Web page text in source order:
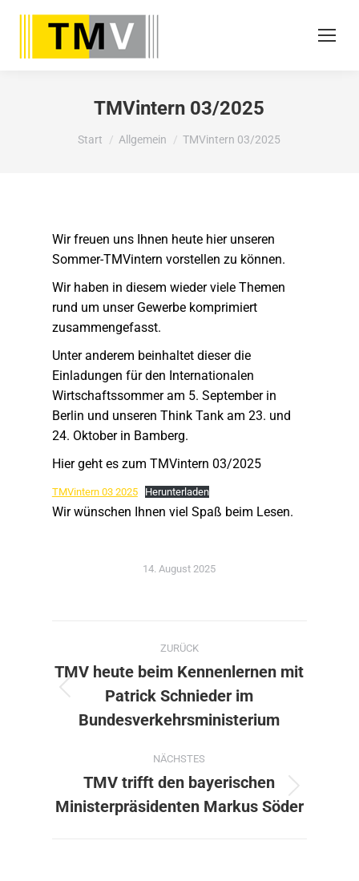
TMVintern 03/2025
Sie befinden sich hier:
Start Allgemein TMVintern 03/2025
Wir freuen uns Ihnen heute hier unseren
Sommer-TMVintern vorstellen zu können.
Wir haben in diesem wieder viele Themen
rund um unser Gewerbe komprimiert
zusammengefasst.
Unter anderem beinhaltet dieser die
Einladungen für den Internationalen
Wirtschaftssommer am 5. September in
Berlin und unseren Think Tank am 23. und
24. Oktober in Bamberg.
Hier geht es zum TMVintern 03/2025
TMVintern 03 2025 Herunterladen
Wir wünschen Ihnen viel Spaß beim Lesen.
14. August 2025
Kommentarnavigation
ZURÜCK
Vorheriger
Beitrag:
TMV heute beim Kennenlernen mit
Patrick Schnieder im
Bundesverkehrsministerium
NÄCHSTES
Nächster
Beitrag:
TMV trifft den bayerischen
Ministerpräsidenten Markus Söder